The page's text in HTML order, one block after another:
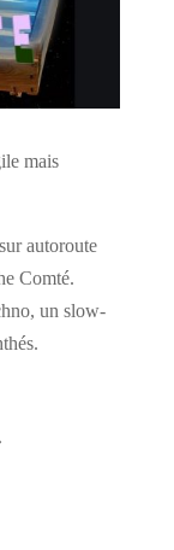
mais
autoroute
Comté.
un slow-